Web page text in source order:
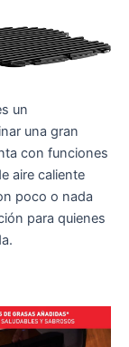
un
una gran
con funciones
aire caliente
poco o nada
para quienes